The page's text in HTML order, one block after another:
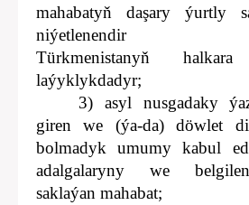
mahabatyň daşary ýurtly
Türkmenistanyň halkara
laýyklykdadyr;
3) asyl nusgadaky
giren we (ýa-da) döwlet
bolmadyk umumy kabul
adalgalaryny we
saklaýan mahabat;